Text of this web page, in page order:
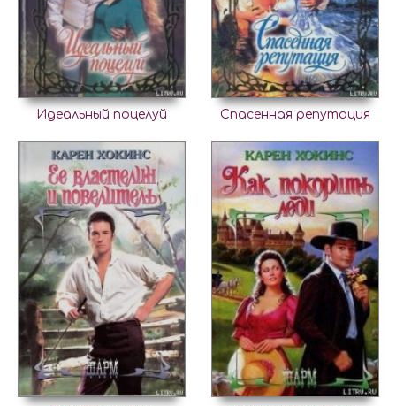
Идеальный поцелуй Спасенная репутация